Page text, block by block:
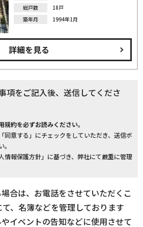
総戸数
18戸
築年月
1994年1月
詳細を見る
項をご記入後、送信してくださ
約を必ずお読みください。
同意する」にチェックをしていただき、送信ボ
情報保護方針」に基づき、弊社にて厳重に管理
合は、お電話をさせていただくこ
、名簿などを管理しております
イベントの告知などに使用させて